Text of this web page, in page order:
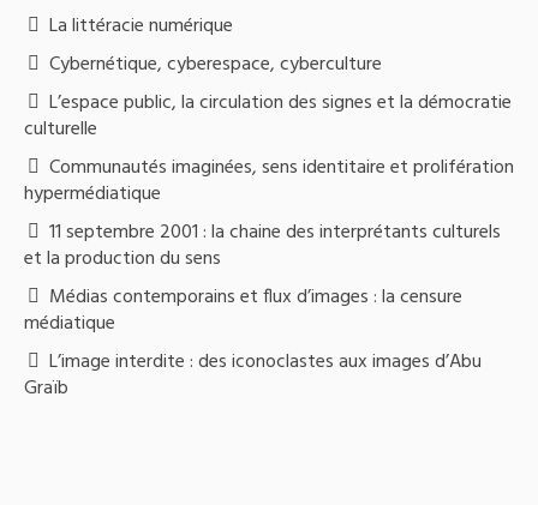
La littéracie numérique
Cybernétique, cyberespace, cyberculture
L’espace public, la circulation des signes et la démocratie
culturelle
Communautés imaginées, sens identitaire et prolifération
hypermédiatique
11 septembre 2001 : la chaine des interprétants culturels
et la production du sens
Médias contemporains et flux d’images : la censure
médiatique
L’image interdite : des iconoclastes aux images d’Abu
Graïb